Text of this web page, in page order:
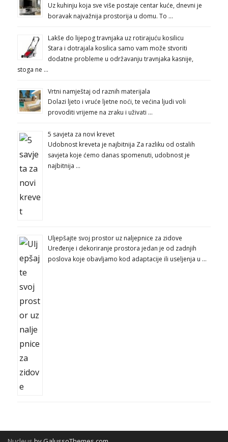
Uz kuhinju koja sve više postaje centar kuće, dnevni je
boravak najvažnija prostorija u domu. To …
Lakše do lijepog travnjaka uz rotirajuću kosilicu
Stara i dotrajala kosilica samo vam može stvoriti
dodatne probleme u održavanju travnjaka kasnije,
stoga ne …
Vrtni namještaj od raznih materijala
Dolazi ljeto i vruće ljetne noći, te većina ljudi voli
provoditi vrijeme na zraku i uživati …
5 savjeta za novi krevet
Udobnost kreveta je najbitnija Za razliku od ostalih
savjeta koje ćemo danas spomenuti, udobnost je
najbitnija …
Uljepšajte svoj prostor uz naljepnice za zidove
Uređenje i dekoriranje prostora jedan je od zadnjih
poslova koje obavljamo kod adaptacije ili useljenja u …